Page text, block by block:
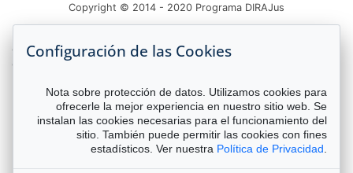
Copyright © 2014 - 2020 Programa DIRAJus
GmbH Agencia GIZ Costa Rica Apartado 8-4190 1000 San José,
Costa Rica Teléfono:
Configuración de las Cookies
Nota sobre protección de datos. Utilizamos cookies para
ofrecerle la mejor experiencia en nuestro sitio web. Se
instalan las cookies necesarias para el funcionamiento del
sitio. También puede permitir las cookies con fines
estadísticos. Ver nuestra Política de Privacidad